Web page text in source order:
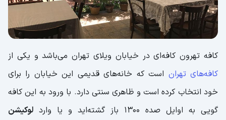
کافه تهرون کافه‌ای در خیابان ویلای تهران می‌باشد و یکی از
کافه‌های تهران است که خانه‌های قدیمی این خیابان را برای
خود انتخاب کرده است و ظاهری سنتی دارد. با ورود به این کافه
گویی به اوایل صده 1300 باز گشته‌اید و یا وارد
لوکیشن